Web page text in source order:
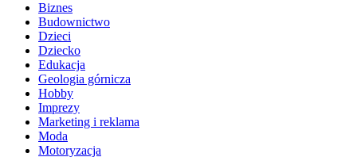
Biznes
Budownictwo
Dzieci
Dziecko
Edukacja
Geologia górnicza
Hobby
Imprezy
Marketing i reklama
Moda
Motoryzacja